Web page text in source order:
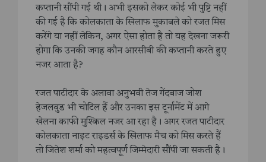
कप्तानी सौंपी गई थी। अभी इसको लेकर कोई भी पुष्टि नहीं
की गई है कि कोलकाता के खिलाफ मुकाबले को रजत मिस
करेंगे या नहीं लेकिन, अगर ऐसा होता है तो यह देखना जरूरी
होगा कि उनकी जगह कौन आरसीबी की कप्तानी करते हुए
नजर आता है?
रजत पाटीदार के अलावा अनुभवी तेज गेंदबाज जोश
हेजलवुड भी चोटिल हैं और उनका इस टूर्नामेंट में आगे
खेलना काफी मुश्किल नजर आ रहा है। अगर रजत पाटीदार
कोलकाता नाइट राइडर्स के खिलाफ मैच को मिस करते हैं
तो जितेश शर्मा को महत्वपूर्ण जिम्मेदारी सौंपी जा सकती है।